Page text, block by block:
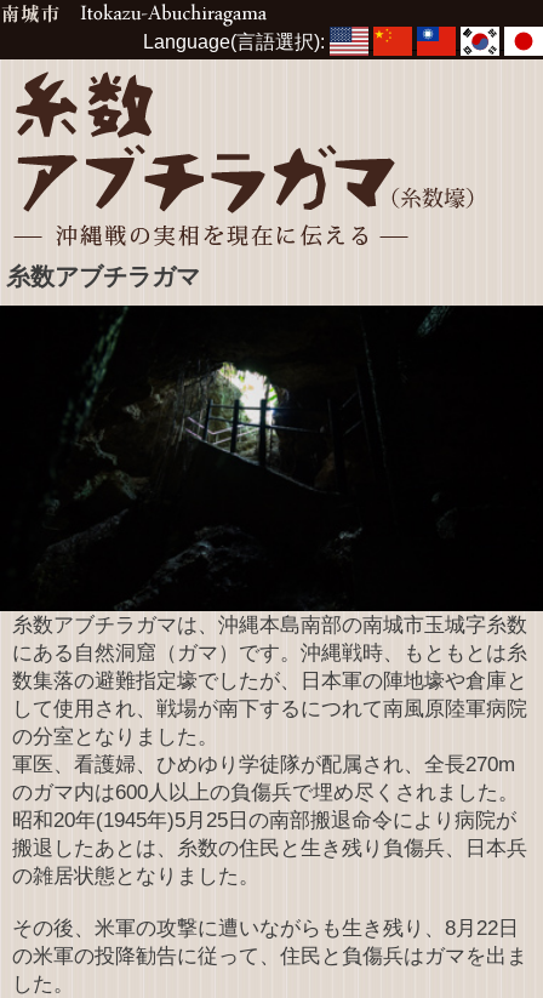
Language(言語選択):
糸数アブチラガマ
糸数アブチラガマは、沖縄本島南部の南城市玉城字糸数
にある自然洞窟（ガマ）です。沖縄戦時、もともとは糸
数集落の避難指定壕でしたが、日本軍の陣地壕や倉庫と
して使用され、戦場が南下するにつれて南風原陸軍病院
の分室となりました。
軍医、看護婦、ひめゆり学徒隊が配属され、全長270m
のガマ内は600人以上の負傷兵で埋め尽くされました。
昭和20年(1945年)5月25日の南部搬退命令により病院が
搬退したあとは、糸数の住民と生き残り負傷兵、日本兵
の雑居状態となりました。
その後、米軍の攻撃に遭いながらも生き残り、8月22日
の米軍の投降勧告に従って、住民と負傷兵はガマを出ま
した。